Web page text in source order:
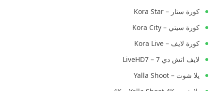
كورة ستار – Kora Star
كورة سيتي – Kora City
كورة لايف – Kora Live
لايف اتش دي 7 – LiveHD7
يلا شوت – Yalla Shoot